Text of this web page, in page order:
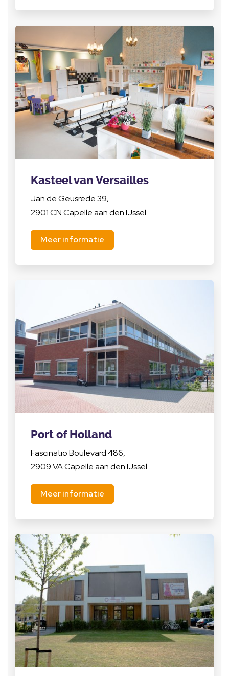
Kasteel van Versailles
Jan de Geusrede 39,
2901 CN Capelle aan den IJssel
Meer informatie
Port of Holland
Fascinatio Boulevard 486,
2909 VA Capelle aan den IJssel
Meer informatie